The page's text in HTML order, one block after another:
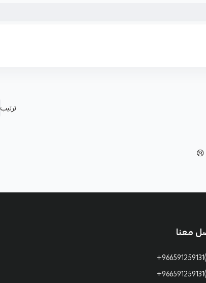
ترتيب
معنا
+966591259131
+966591259131